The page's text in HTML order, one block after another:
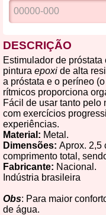
DESCRIÇÃO
Estimulador de próstata
pintura epoxi de alta
a próstata e o períneo
rítmicos proporciona
Fácil de usar tanto pelo
com exercícios
experiências.
Material: Metal.
Dimensões: Aprox. 2,5
comprimento total,
Fabricante: Nacional.
Indústria brasileira
Obs: Para maior
de água.